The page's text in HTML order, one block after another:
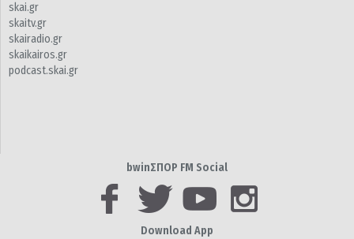
skai.gr
skaitv.gr
skairadio.gr
skaikairos.gr
podcast.skai.gr
bwinΣΠΟΡ FM Social
Download App